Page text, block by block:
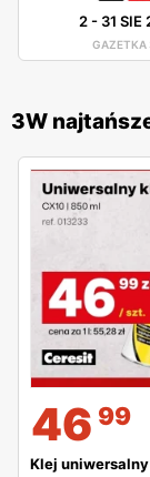
2- 31 SIE
GAZETKA
3W
46 99
Klej